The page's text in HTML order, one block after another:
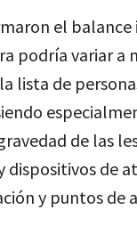
el
podría variar a
lista de
de las
dispositivos de
y puntos de